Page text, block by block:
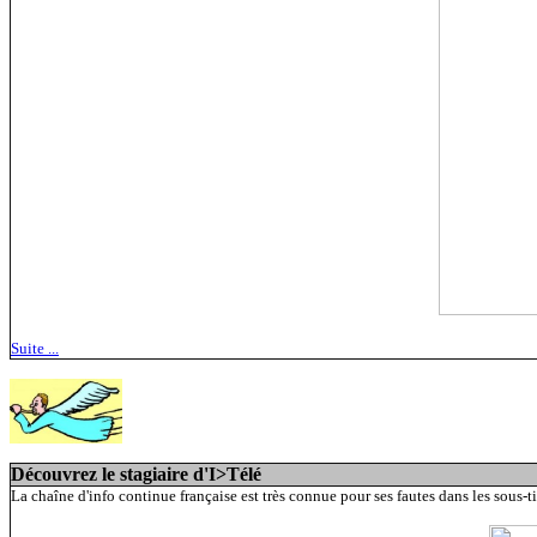
Suite ...
Découvrez le stagiaire d'I>Télé
La chaîne d'info continue française est très connue pour ses fautes dans les sous-